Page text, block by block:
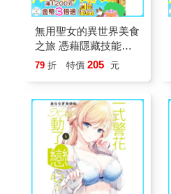
無用聖女的異世界美食
之旅 憑藉隱藏技能召
喚露營車（２）
79 折 特價 205 元